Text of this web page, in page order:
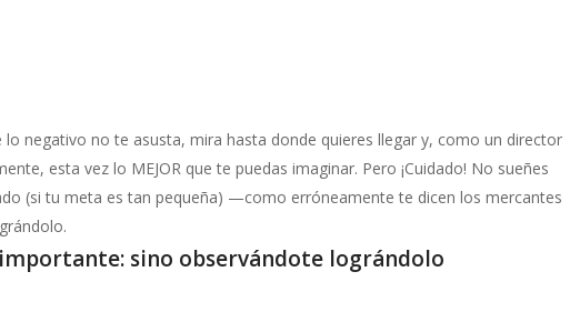
lo negativo no te asusta, mira hasta donde quieres llegar y, como un director
esta vez lo MEJOR que te puedas imaginar. Pero ¡Cuidado! No sueñes
(si tu meta es tan pequeña) —como erróneamente te dicen los mercantes
sino observándote lográndolo